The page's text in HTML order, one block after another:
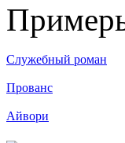
Служебный роман
Прованс
Айвори